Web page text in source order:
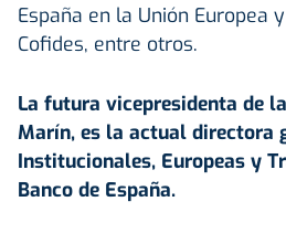
España en la Unión Europea
Cofides, entre otros.
La futura vicepresidenta de
Marín, es la actual directora
Institucionales, Europeas y
Banco de España.